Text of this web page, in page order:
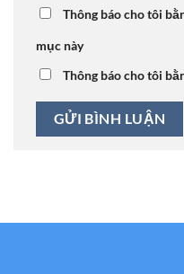
Thông báo cho tôi
mục này
Thông báo cho tôi